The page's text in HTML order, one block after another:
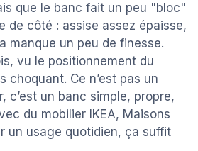
que le banc fait un peu "bloc"
de côté : assise assez épaisse,
manque un peu de finesse.
vu le positionnement du
choquant. Ce n’est pas un
c’est un banc simple, propre,
du mobilier IKEA, Maisons
un usage quotidien, ça suffit